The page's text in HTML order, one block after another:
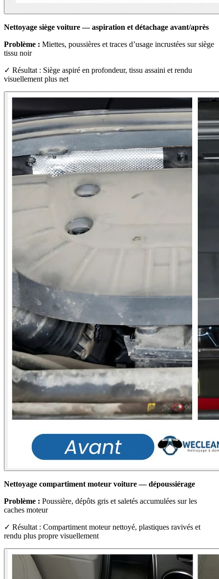
Nettoyage siège voiture — aspiration et détachage avant/après
Problème : Miettes, poussières et traces d’usage incrustées sur siège
tissu noir
✓ Résultat : Siège aspiré en profondeur, tissu assaini et rendu
visuellement plus net
Nettoyage compartiment moteur voiture — dépoussiérage
Problème : Poussière, dépôts gris et saletés accumulées sur les
caches moteur
✓ Résultat : Compartiment moteur nettoyé, plastiques ravivés et
rendu plus propre visuellement